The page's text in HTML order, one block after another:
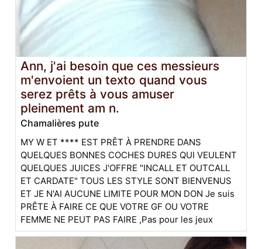
Ann, j'ai besoin que ces messieurs
m'envoient un texto quand vous
serez prêts à vous amuser
pleinement am n.
Chamalières pute
MY W ET **** EST PRÊT À PRENDRE DANS
QUELQUES BONNES COCHES DURES QUI VEULENT
QUELQUES JUICES J'OFFRE "INCALL ET OUTCALL
ET CARDATE" TOUS LES STYLE SONT BIENVENUS
ET JE N'AI AUCUNE LIMITE POUR MON DON Je suis
PRÊTE À FAIRE CE QUE VOTRE GF OU VOTRE
FEMME NE PEUT PAS FAIRE ,Pas pour les jeux